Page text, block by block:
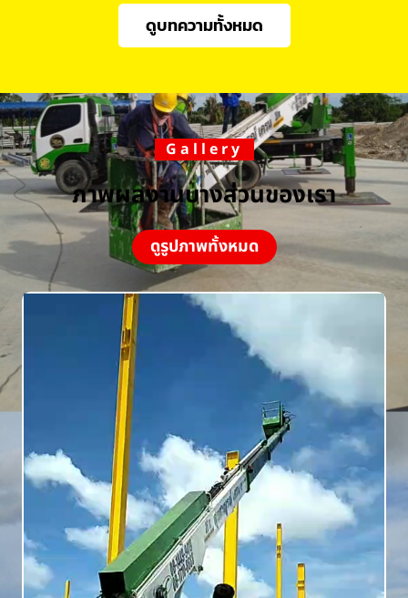
ดูบทความทั้งหมด
Gallery
ภาพผลงานบางส่วนของเรา
ดูรูปภาพทั้งหมด